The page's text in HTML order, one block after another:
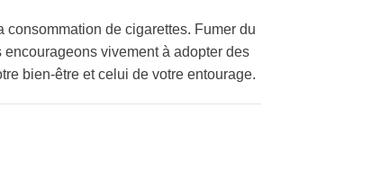
consommation de cigarettes. Fumer du
vivement à adopter des
bien-être et celui de votre entourage.